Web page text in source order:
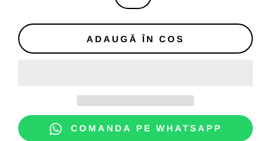
ADAUGĂ ÎN COS
COMANDA PE WHATSAPP